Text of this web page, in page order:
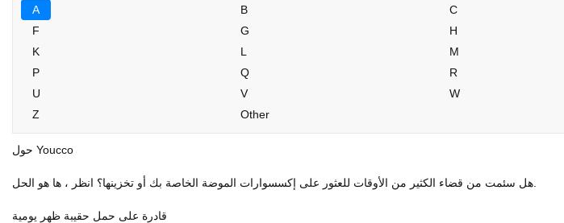
A
B C
F
G H
K
L M
P
Q R
U
V W
Z
Other
حول Youcco
قادرة على حمل حقيبة ظهر يومية